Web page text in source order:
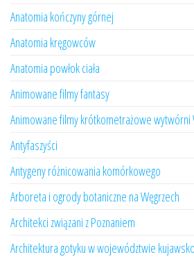
Anatomia kończyny górnej
Anatomia kręgowców
Anatomia powłok ciała
Animowane filmy fantasy
Animowane filmy krótkometrażowe wytwórni
Antyfaszyści
Antygeny różnicowania komórkowego
Arboreta i ogrody botaniczne na Węgrzech
Architekci związani z Poznaniem
Architektura gotyku w województwie